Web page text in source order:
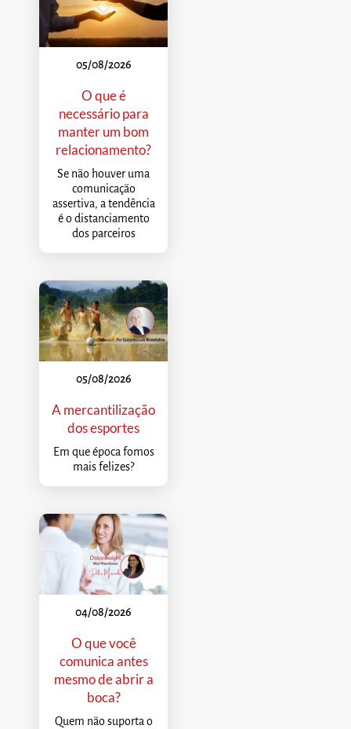
05/08/2026
O que é
necessário para
manter um bom
relacionamento?
Se não houver uma
comunicação
assertiva, a tendência
é o distanciamento
dos parceiros
05/08/2026
A mercantilização
dos esportes
Em que época fomos
mais felizes?
04/08/2026
O que você
comunica antes
mesmo de abrir a
boca?
Quem não suporta o